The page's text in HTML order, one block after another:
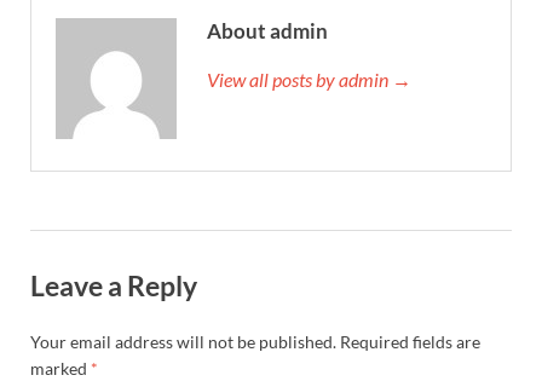
About admin
View all posts by admin →
Leave a Reply
Your email address will not be published. Required fields are
marked *